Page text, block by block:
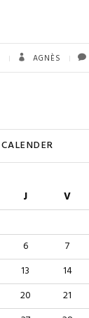
AGNÈS
CALENDER
J V
6 7
13 14
20 21